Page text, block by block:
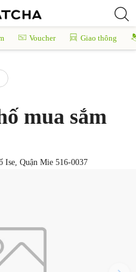
Voucher Giao thông
mua sắm
Ise, Quận Mie 516-0037